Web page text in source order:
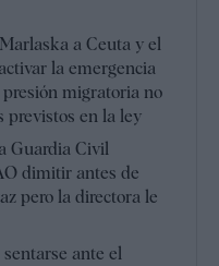
a Ceuta y el
la emergencia
migratoria no
previstos en la ley
Guardia Civil
dimitir antes de
pero la directora le
ante el